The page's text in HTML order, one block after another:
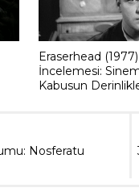
Eraserhead
İncelemesi:
Kabusun
Nosferatu